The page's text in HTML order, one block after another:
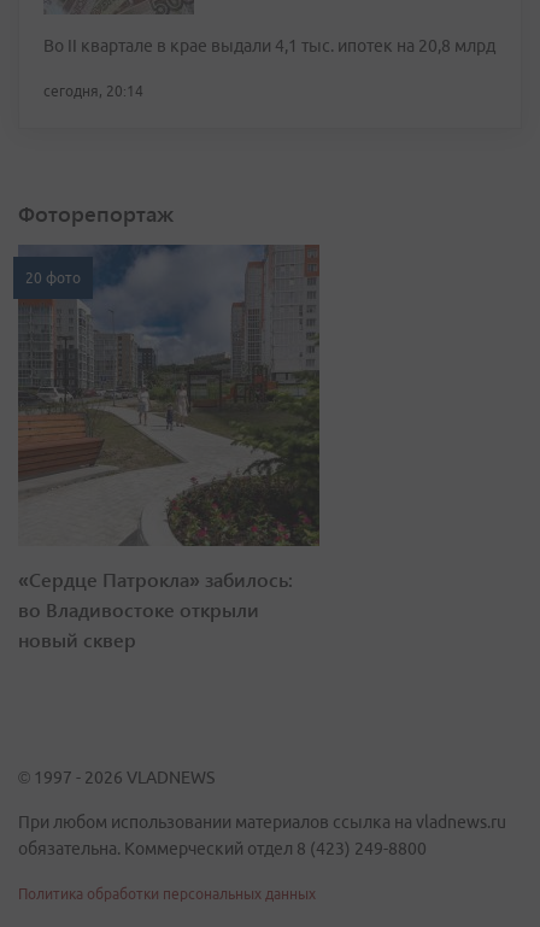
Во II квартале в крае выдали 4,1 тыс. ипотек на 20,8 млрд
сегодня, 20:14
Фоторепортаж
20 фото
«Сердце Патрокла» забилось:
во Владивостоке открыли
новый сквер
© 1997 - 2026 VLADNEWS
При любом использовании материалов ссылка на vladnews.ru
обязательна. Коммерческий отдел 8 (423) 249-8800
Политика обработки персональных данных